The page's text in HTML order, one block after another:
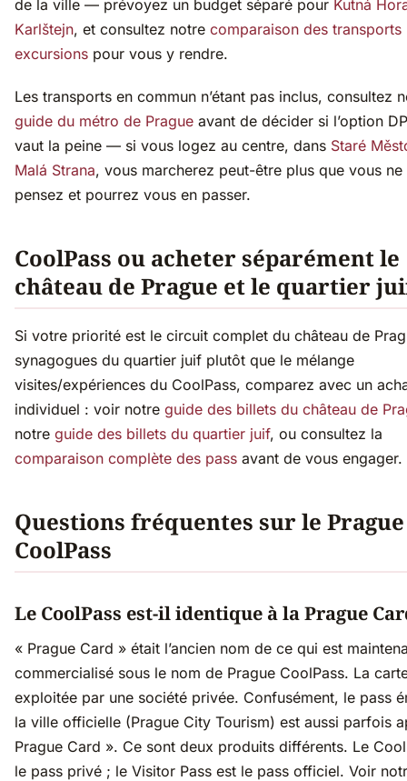
de la ville — prévoyez un budget séparé pour Kutná
Karlštejn, et consultez notre comparaison des transports
excursions pour vous y rendre.
Les transports en commun n’étant pas inclus, consultez
guide du métro de Prague avant de décider si l’option
vaut la peine — si vous logez au centre, dans Staré
Malá Strana, vous marcherez peut-être plus que vous ne
pensez et pourrez vous en passer.
CoolPass ou acheter séparément le
château de Prague et le quartier
Si votre priorité est le circuit complet du château de
synagogues du quartier juif plutôt que le mélange
visites/expériences du CoolPass, comparez avec un
individuel : voir notre guide des billets du château de
notre guide des billets du quartier juif, ou consultez la
comparaison complète des pass avant de vous engager.
Questions fréquentes sur le Prague
CoolPass
Le CoolPass est-il identique à la Prague
« Prague Card » était l’ancien nom de ce qui est
commercialisé sous le nom de Prague CoolPass. La
exploitée par une société privée. Confusément, le pass
la ville officielle (Prague City Tourism) est aussi parfois
Prague Card ». Ce sont deux produits différents. Le
le pass privé ; le Visitor Pass est le pass officiel. Voir